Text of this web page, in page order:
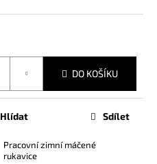
DO KOŠÍKU
Pracovní zimní máčené
rukavice
Hlídat Sdílet